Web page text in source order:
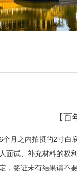
【
个月之内拍摄的2寸白
面试、补充材料的权
，签证未有结果请不